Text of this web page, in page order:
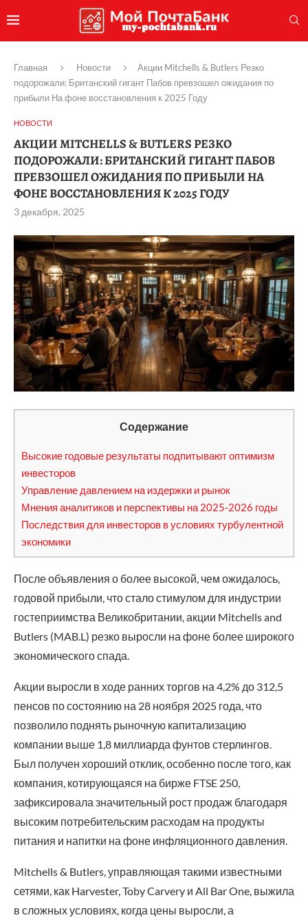
Главная Новости
Акции Mitchells & Butlers Резко
подорожали: Британский гигант Пабов превзошел ожидания по
прибыли На фоне восстановления к 2025 Году
НОВОСТИ
АКЦИИ MITCHELLS & BUTLERS РЕЗКО
ПОДОРОЖАЛИ: БРИТАНСКИЙ ГИГАНТ ПАБОВ
ПРЕВЗОШЕЛ ОЖИДАНИЯ ПО ПРИБЫЛИ НА
ФОНЕ ВОССТАНОВЛЕНИЯ К 2025 ГОДУ
3 декабря, 2025
Содержание
Высокие годовые результаты подпитывают оптимизм
инвесторов
Управление давлением на издержки и рынок
Мнения аналитиков и перспективы на 2025-2026 годы
Последствия для инвесторов в условиях турбулентной
экономики
После объявления о более высокой, чем ожидалось,
годовой прибыли, что стало стимулом для индустрии
гостеприимства Великобритании, акции Mitchells and
Butlers (MAB.L) резко выросли на фоне более широкого
экономического спада.
Акции выросли в ходе ранних торгов на 4,2% до 312,5
пенсов по состоянию на 28 ноября 2025 года, что
позволило поднять рыночную капитализацию
компании выше 1,8 миллиарда фунтов стерлингов.
Был получен хороший отклик, особенно после того, как
компания, котирующаяся на бирже FTSE 250,
зафиксировала значительный рост продаж благодаря
высоким потребительским расходам на продукты
питания и напитки на фоне инфляционного давления.
Mitchells & Butlers, управляющая такими известными
сетями, как Harvester, Toby Carvery и All Bar One, выжила
в сложных условиях, когда цены выросли, а